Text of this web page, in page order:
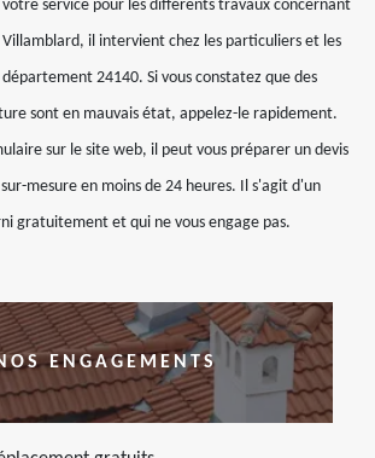
votre service pour les différents travaux concernant
il intervient chez les particuliers et les
département 24140. Si vous constatez que des
sont en mauvais état, appelez-le rapidement.
sur le site web, il peut vous préparer un devis
mesure en moins de 24 heures. Il s'agit d'un
gratuitement et qui ne vous engage pas.
ENGAGEMENTS